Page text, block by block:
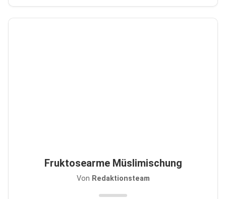
Fruktosearme Müslimischung
Von Redaktionsteam